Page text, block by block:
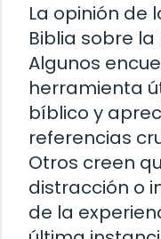
La opinión de
Biblia sobre
Algunos
herramienta
bíblico y
referencias
Otros creen
distracción o
de la